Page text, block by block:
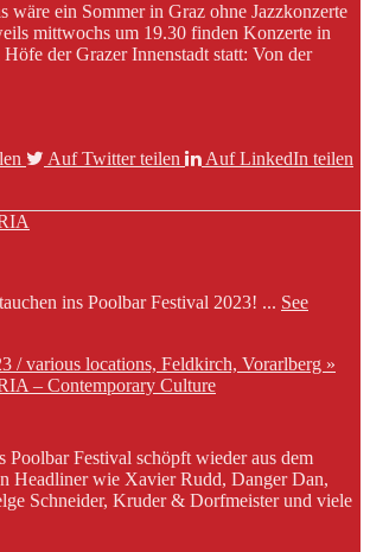
wäre ein Sommer in Graz ohne Jazzkonzerte
mittwochs um 19.30 finden Konzerte in
Höfe der Grazer Innenstadt statt: Von der
Auf Twitter teilen
Auf LinkedIn teilen
ins Poolbar Festival 2023! ... See
/ various locations, Feldkirch, Vorarlberg »
– Contemporary Culture
Poolbar Festival schöpft wieder aus dem
Headliner wie Xavier Rudd, Danger Dan,
Schneider, Kruder & Dorfmeister und viele